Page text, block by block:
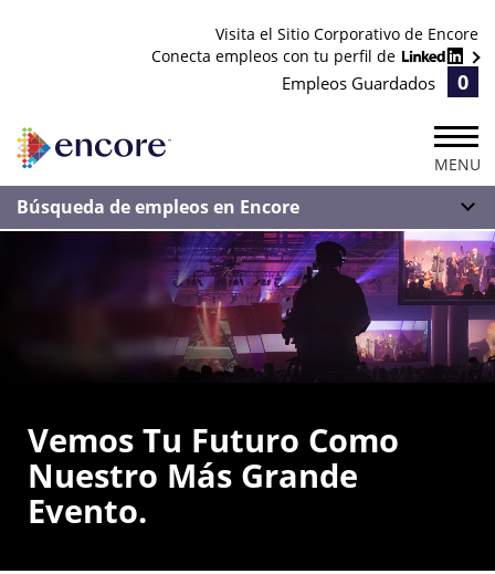
Visita el Sitio Corporativo de Encore
Conecta empleos con tu perfil de
Empleos Guardados 0
MENU
Búsqueda de empleos en Encore
Vemos Tu Futuro Como
Nuestro Más Grande
Evento.